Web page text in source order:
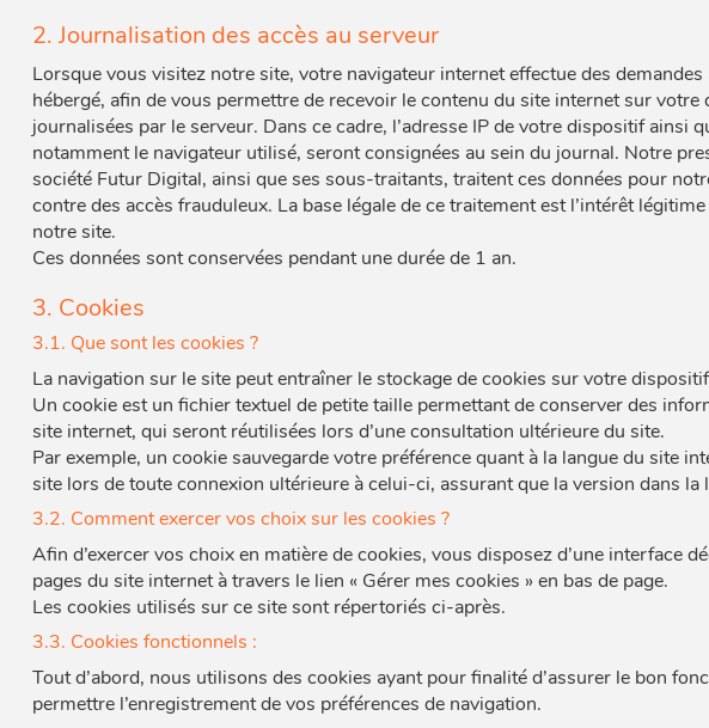
2. Journalisation des accès au serveur
Lorsque vous visitez notre site, votre navigateur internet effectue des
hébergé, afin de vous permettre de recevoir le contenu du site internet sur
journalisées par le serveur. Dans ce cadre, l’adresse IP de votre dispositif ainsi
notamment le navigateur utilisé, seront consignées au sein du journal. Notre
société Futur Digital, ainsi que ses sous-traitants, traitent ces données pour
contre des accès frauduleux. La base légale de ce traitement est l’intérêt
notre site.
Ces données sont conservées pendant une durée de 1 an.
3. Cookies
3.1. Que sont les cookies ?
La navigation sur le site peut entraîner le stockage de cookies sur votre
Un cookie est un fichier textuel de petite taille permettant de conserver des
site internet, qui seront réutilisées lors d’une consultation ultérieure du site.
Par exemple, un cookie sauvegarde votre préférence quant à la langue du site
site lors de toute connexion ultérieure à celui-ci, assurant que la version dans la
3.2. Comment exercer vos choix sur les cookies ?
Afin d’exercer vos choix en matière de cookies, vous disposez d’une interface
pages du site internet à travers le lien « Gérer mes cookies » en bas de page.
Les cookies utilisés sur ce site sont répertoriés ci-après.
3.3. Cookies fonctionnels :
Tout d’abord, nous utilisons des cookies ayant pour finalité d’assurer le bon
permettre l’enregistrement de vos préférences de navigation.